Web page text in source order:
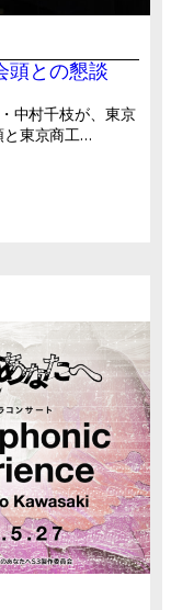
頭との懇談
中村千枝が、東京
と東京商工…